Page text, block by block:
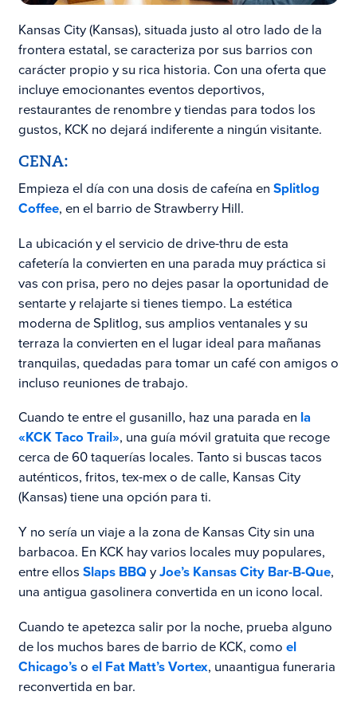
Kansas City (Kansas), situada justo al otro lado de la
frontera estatal, se caracteriza por sus barrios con
carácter propio y su rica historia. Con una oferta que
incluye emocionantes eventos deportivos,
restaurantes de renombre y tiendas para todos los
gustos, KCK no dejará indiferente a ningún visitante.
CENA:
Empieza el día con una dosis de cafeína en Splitlog
Coffee, en el barrio de Strawberry Hill.
La ubicación y el servicio de drive-thru de esta
cafetería la convierten en una parada muy práctica si
vas con prisa, pero no dejes pasar la oportunidad de
sentarte y relajarte si tienes tiempo. La estética
moderna de Splitlog, sus amplios ventanales y su
terraza la convierten en el lugar ideal para mañanas
tranquilas, quedadas para tomar un café con amigos o
incluso reuniones de trabajo.
Cuando te entre el gusanillo, haz una parada en la
«KCK Taco Trail», una guía móvil gratuita que recoge
cerca de 60 taquerías locales. Tanto si buscas tacos
auténticos, fritos, tex-mex o de calle, Kansas City
(Kansas) tiene una opción para ti.
Y no sería un viaje a la zona de Kansas City sin una
barbacoa. En KCK hay varios locales muy populares,
entre ellos Slaps BBQyJoe’s Kansas City Bar-B-Que,
una antigua gasolinera convertida en un icono local.
Cuando te apetezca salir por la noche, prueba alguno
de los muchos bares de barrio de KCK, como el
Chicago’so el Fat Matt’s Vortex, unaantigua funeraria
reconvertida en bar.